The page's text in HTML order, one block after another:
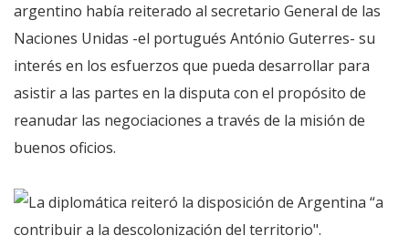
argentino había reiterado al secretario General de las
Naciones Unidas -el portugués António Guterres- su
interés en los esfuerzos que pueda desarrollar para
asistir a las partes en la disputa con el propósito de
reanudar las negociaciones a través de la misión de
buenos oficios.